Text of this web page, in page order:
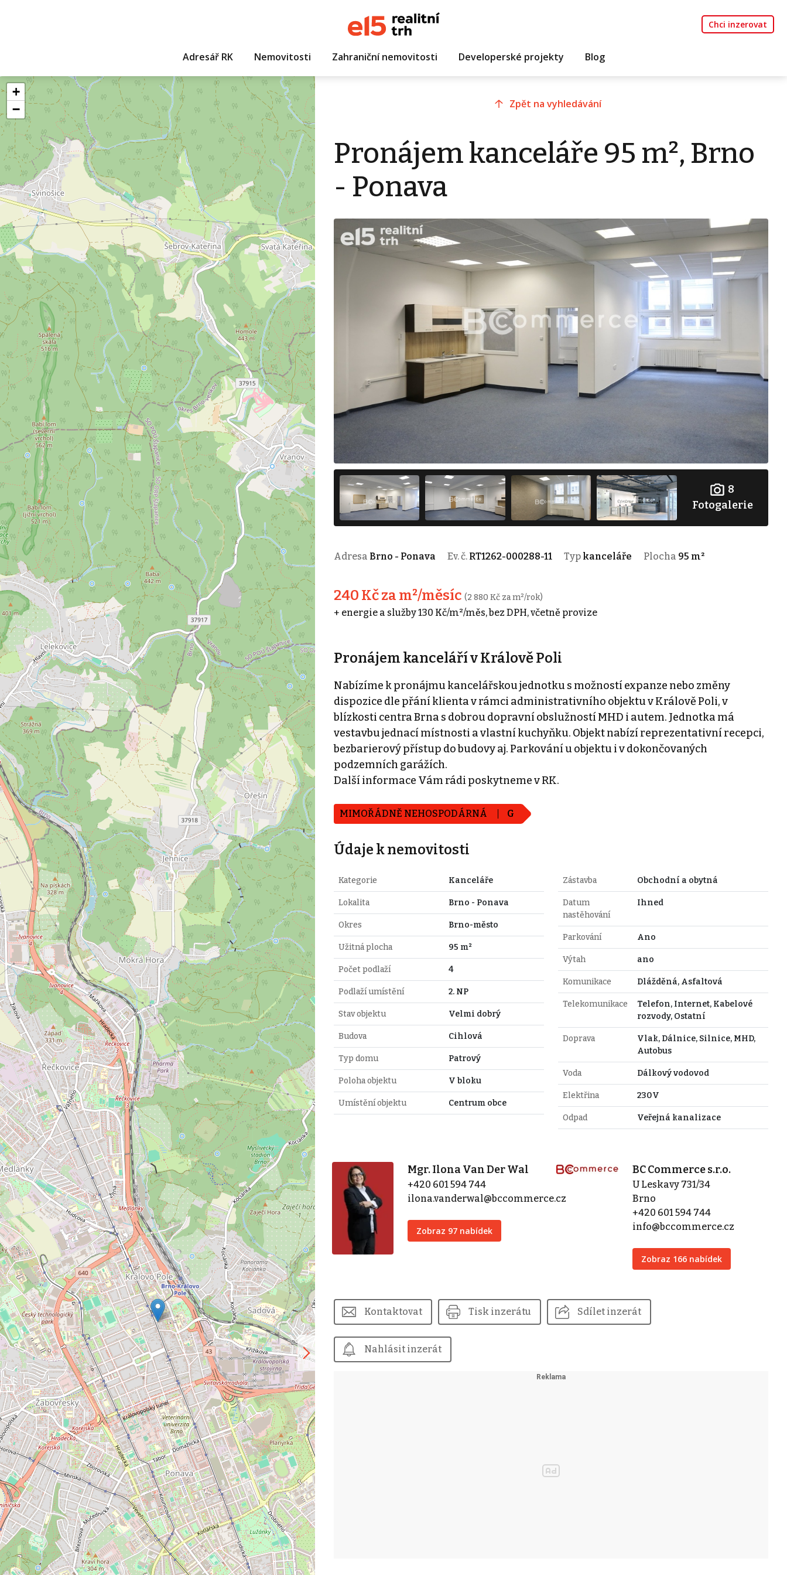
Chci inzerovat
Adresář RK Nemovitosti Zahraniční nemovitosti Developerské projekty Blog
+
−
Zpět na vyhledávání
Pronájem kanceláře 95 m², Brno
- Ponava
8
Fotogalerie
Adresa Brno - Ponava Ev. č. RT1262-000288-11 Typ kanceláře Plocha 95 m²
240 Kč za m²/měsíc (2 880 Kč za m²/rok)
+ energie a služby 130 Kč/m²/měs, bez DPH, včetně provize
Pronájem kanceláří v Králově Poli
Nabízíme k pronájmu kancelářskou jednotku s možností expanze nebo změny
dispozice dle přání klienta v rámci administrativního objektu v Králově Poli, v
blízkosti centra Brna s dobrou dopravní obslužností MHD i autem. Jednotka má
vestavbu jednací místnosti a vlastní kuchyňku. Objekt nabízí reprezentativní recepci,
bezbarierový přístup do budovy aj. Parkování u objektu i v dokončovaných
podzemních garážích.
Další informace Vám rádi poskytneme v RK.
MIMOŘÁDNĚ NEHOSPODÁRNÁ G
Údaje k nemovitosti
Kategorie Kanceláře
Lokalita Brno - Ponava
Okres Brno-město
Užitná plocha 95 m²
Počet podlaží 4
Podlaží umístění 2. NP
Stav objektu Velmi dobrý
Budova Cihlová
Typ domu Patrový
Poloha objektu V bloku
Umístění objektu Centrum obce
Zástavba Obchodní a obytná
Datum
nastěhování
Ihned
Parkování Ano
Výtah ano
Komunikace Dlážděná, Asfaltová
Telekomunikace
Telefon, Internet, Kabelové
rozvody, Ostatní
Doprava
Vlak, Dálnice, Silnice, MHD,
Autobus
Voda Dálkový vodovod
Elektřina 230V
Odpad Veřejná kanalizace
Mgr. Ilona Van Der Wal
+420 601 594 744
ilona.vanderwal@bccommerce.cz
Zobraz 97 nabídek
BC Commerce s.r.o.
U Leskavy 731/34
Brno
+420 601 594 744
info@bccommerce.cz
Zobraz 166 nabídek
Kontaktovat Tisk inzerátu Sdílet inzerát
Nahlásit inzerát